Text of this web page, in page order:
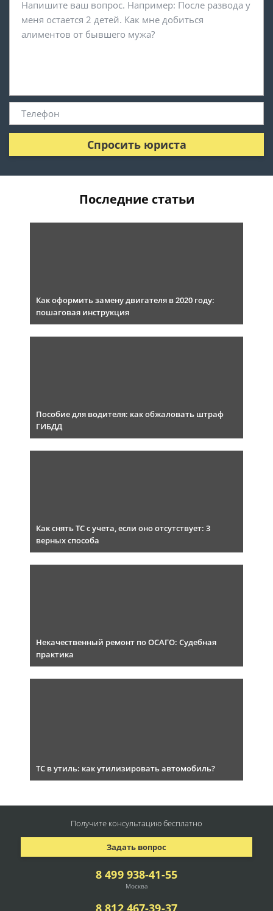
Спросить юриста
Последние статьи
Как оформить замену двигателя в 2020 году:
пошаговая инструкция
Пособие для водителя: как обжаловать штраф
ГИБДД
Как снять ТС с учета, если оно отсутствует: 3
верных способа
Некачественный ремонт по ОСАГО: Судебная
практика
ТС в утиль: как утилизировать автомобиль?
8 499 938-41-55
Москва
8 812 467-39-37
Задать вопрос
Получите консультациюбесплатно